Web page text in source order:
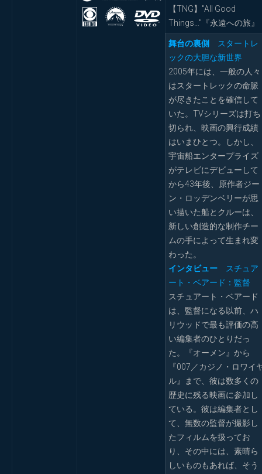
【TNG】"All Good
Things…"『永遠への旅』
舞台の裏側
スタートレ
ックの大胆な新世界
2005年には、一般の人々
はスタートレックの命脈
が尽きたことを確信して
いた。TVシリーズは打ち
切られ、映画の興行成績
はいまひとつ。しかし、
宇宙船エンタープライズ
がテレビにデビューして
から43年後、原作者ジー
ン・ロッデンベリーが思
い描いた船とクルーは、
新しい創造的な制作チー
ムの手によって生まれ変
わった。
インタビュー スチュア
ート・ベアード：監督
スチュアート・ベアード
は、監督になる以前、ハ
リウッドで最も評価の高
い編集者のひとりだっ
た。『オーメン』から
『007／カジノ・ロワイ
ル』まで、彼は数多くの
歴史に残る映画に参加し
ている。彼は編集者とし
て、無数の監督が撮影し
たフィルムを扱ってお
り、その中には、素晴ら
しいものもあれば、そう